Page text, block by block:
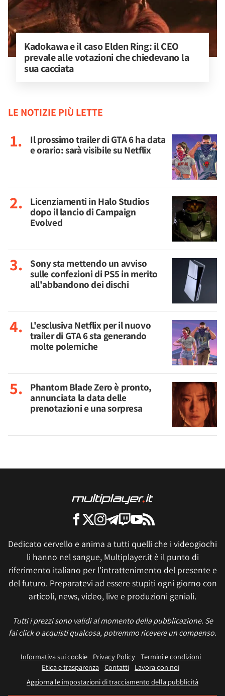
Kadokawa e il caso Elden Ring: il CEO
prevale alle votazioni che chiedevano la
sua cacciata
LE NOTIZIE PIÙ LETTE
Il prossimo trailer di GTA 6 ha data
e orario: sarà visibile su Netflix
Licenziamenti in Halo Studios
dopo il lancio di Campaign
Evolved
Sony sta mettendo un avviso
sulle confezioni di PS5 in merito
all'abbandono dei dischi
L'esclusiva Netflix per il nuovo
trailer di GTA 6 sta generando
molte polemiche
Phantom Blade Zero è pronto,
annunciata la data delle
prenotazioni e una sorpresa
Dedicato cervello e anima a tutti quelli che i videogiochi
li hanno nel sangue, Multiplayer.it è il punto di
riferimento italiano per l'intrattenimento del presente e
del futuro. Preparatevi ad essere stupiti ogni giorno con
articoli, news, video, live e produzioni geniali.
Tutti i prezzi sono validi al momento della pubblicazione. Se
fai click o acquisti qualcosa, potremmo ricevere un compenso.
Informativa sui cookie Privacy Policy
Termini e condizioni
Etica e trasparenza Contatti
Lavora con noi
Aggiorna le impostazioni di tracciamento della pubblicità